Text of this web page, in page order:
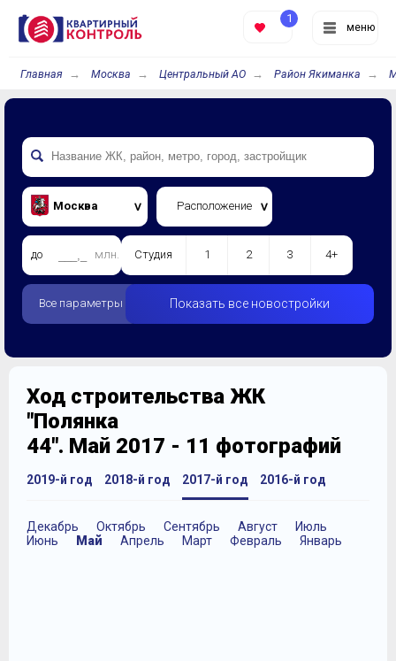
меню
1
Главная Москва Центральный АО Район Якиманка
Москва Расположение
до млн. Студия 1 2 3 4+
Все параметры Показать все новостройки
Ход строительства ЖК
"Полянка
44". Май 2017 - 11 фотографий
2019-й год 2018-й год 2017-й год
Декабрь Октябрь Сентябрь Август
Июль
Июнь
Май Апрель Март Февраль Январь
2016-й год